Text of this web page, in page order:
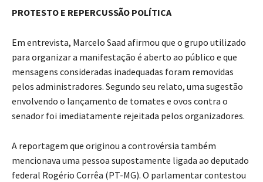
PROTESTO E REPERCUSSÃO POLÍTICA
Em entrevista, Marcelo Saad afirmou que o grupo utilizado
para organizar a manifestação é aberto ao público e que
mensagens consideradas inadequadas foram removidas
pelos administradores. Segundo seu relato, uma sugestão
envolvendo o lançamento de tomates e ovos contra o
senador foi imediatamente rejeitada pelos organizadores.
A reportagem que originou a controvérsia também
mencionava uma pessoa supostamente ligada ao deputado
federal Rogério Corrêa (PT-MG). O parlamentar contestou